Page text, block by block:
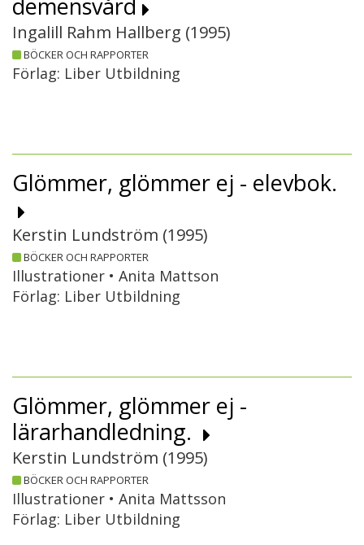
demensvård
Ingalill Rahm Hallberg (1995)
BÖCKER OCH RAPPORTER
Förlag: Liber Utbildning
Glömmer, glömmer ej - elevbok.
Kerstin Lundström (1995)
BÖCKER OCH RAPPORTER
Illustrationer • Anita Mattson
Förlag: Liber Utbildning
Glömmer, glömmer ej -
lärarhandledning.
Kerstin Lundström (1995)
BÖCKER OCH RAPPORTER
Illustrationer • Anita Mattsson
Förlag: Liber Utbildning